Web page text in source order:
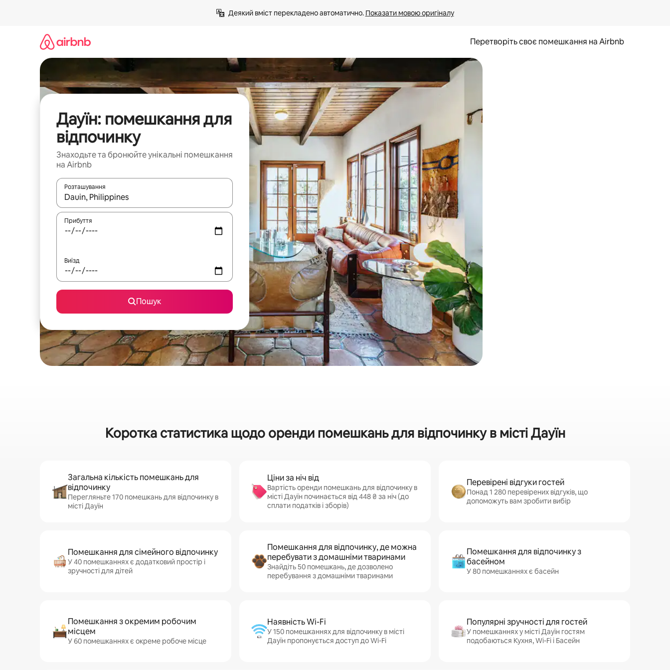
Деякий вміст перекладено автоматично. Показати мовою оригіналу
Перетворіть своє помешкання на Airbnb
Дауїн: помешкання для
відпочинку
Знаходьте та бронюйте унікальні помешкання
на Airbnb
Розташування
Отримавши результати пошуку, використовуйте для навігації сторінкою клавіші зі стрілками вгору та вниз або жести дотику та гортання.
Прибуття
Виїзд
Пошук
Коротка статистика щодо оренди помешкань для відпочинку в місті Дауїн
Загальна кількість помешкань для
відпочинку
Перегляньте 170 помешкань для відпочинку в
місті Дауїн
Ціни за ніч від
Вартість оренди помешкань для відпочинку в
місті Дауїн починається від 448 ₴ за ніч (до
сплати податків і зборів)
Перевірені відгуки гостей
Понад 1 280 перевірених відгуків, що
допоможуть вам зробити вибір
Помешкання для сімейного відпочинку
У 40 помешканнях є додатковий простір і
зручності для дітей
Помешкання для відпочинку, де можна
перебувати з домашніми тваринами
Знайдіть 50 помешкань, де дозволено
перебування з домашніми тваринами
Помешкання для відпочинку з
басейном
У 80 помешканнях є басейн
Помешкання з окремим робочим
місцем
У 60 помешканнях є окреме робоче місце
Наявність Wi-Fi
У 150 помешканнях для відпочинку в місті
Дауїн пропонується доступ до Wi-Fi
Популярні зручності для гостей
У помешканнях у місті Дауїн гостям
подобаються Кухня, Wi-Fi і Басейн